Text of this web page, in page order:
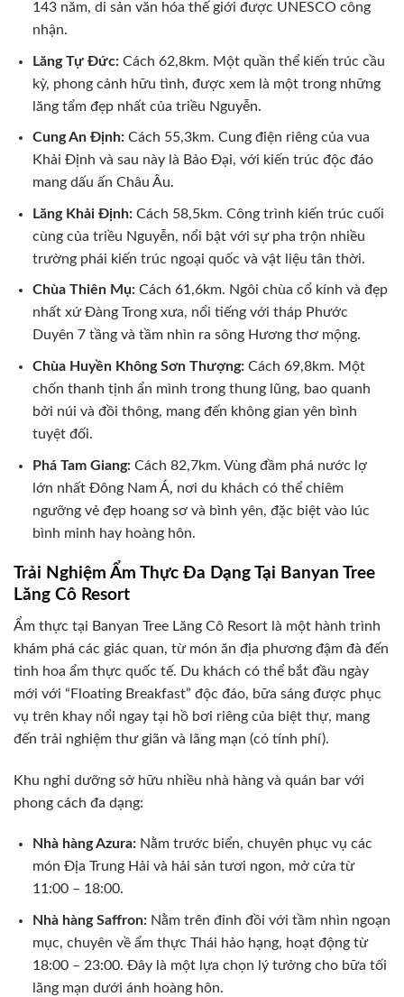
143 năm, di sản văn hóa thế giới được UNESCO công
nhận.
Lăng Tự Đức:Cách 62,8km. Một quần thể kiến trúc cầu
kỳ, phong cảnh hữu tình, được xem là một trong những
lăng tẩm đẹp nhất của triều Nguyễn.
Cung An Định:Cách 55,3km. Cung điện riêng của vua
Khải Định và sau này là Bảo Đại, với kiến trúc độc đáo
mang dấu ấn Châu Âu.
Lăng Khải Định:Cách 58,5km. Công trình kiến trúc cuối
cùng của triều Nguyễn, nổi bật với sự pha trộn nhiều
trường phái kiến trúc ngoại quốc và vật liệu tân thời.
Chùa Thiên Mụ:Cách 61,6km. Ngôi chùa cổ kính và đẹp
nhất xứ Đàng Trong xưa, nổi tiếng với tháp Phước
Duyên 7 tầng và tầm nhìn ra sông Hương thơ mộng.
Chùa Huyền Không Sơn Thượng:Cách 69,8km. Một
chốn thanh tịnh ẩn mình trong thung lũng, bao quanh
bởi núi và đồi thông, mang đến không gian yên bình
tuyệt đối.
Phá Tam Giang:Cách 82,7km. Vùng đầm phá nước lợ
lớn nhất Đông Nam Á, nơi du khách có thể chiêm
ngưỡng vẻ đẹp hoang sơ và bình yên, đặc biệt vào lúc
bình minh hay hoàng hôn.
Trải Nghiệm Ẩm Thực Đa Dạng Tại Banyan Tree
Lăng Cô Resort
Ẩm thực tại Banyan Tree Lăng Cô Resort là một hành trình
khám phá các giác quan, từ món ăn địa phương đậm đà đến
tinh hoa ẩm thực quốc tế. Du khách có thể bắt đầu ngày
mới với “Floating Breakfast” độc đáo, bữa sáng được phục
vụ trên khay nổi ngay tại hồ bơi riêng của biệt thự, mang
đến trải nghiệm thư giãn và lãng mạn (có tính phí).
Khu nghỉ dưỡng sở hữu nhiều nhà hàng và quán bar với
phong cách đa dạng:
Nhà hàng Azura:Nằm trước biển, chuyên phục vụ các
món Địa Trung Hải và hải sản tươi ngon, mở cửa từ
11:00 – 18:00.
Nhà hàng Saffron:Nằm trên đỉnh đồi với tầm nhìn ngoạn
mục, chuyên về ẩm thực Thái hảo hạng, hoạt động từ
18:00 – 23:00. Đây là một lựa chọn lý tưởng cho bữa tối
lãng mạn dưới ánh hoàng hôn.